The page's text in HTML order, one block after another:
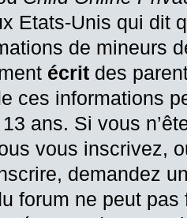
Etats-Unis qui dit
de mineurs
écrit des
ces informations
ans. Si vous
vous inscrivez,
demandez
forum ne peut